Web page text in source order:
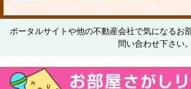
ポータルサイトや他の不動産会社で気になるお
問い合わせ下さい。